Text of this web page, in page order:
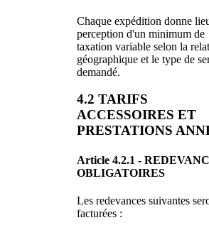
Chaque expédition donne
perception d'un minimum de
taxation variable selon la
géographique et le type de
demandé.
4.2 TARIFS
ACCESSOIRES ET
PRESTATIONS
Article 4.2.1 -
OBLIGATOIRES
Les redevances suivantes
facturées :